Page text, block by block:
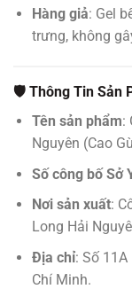
Hàng giả: Gel
trưng, không
🛡️ Thông Tin Sản
Tên sản phẩm:
Nguyên (Cao
Số công bố Sở
Nơi sản xuất:
Long Hải
Địa chỉ: Số 11A
Chí Minh.